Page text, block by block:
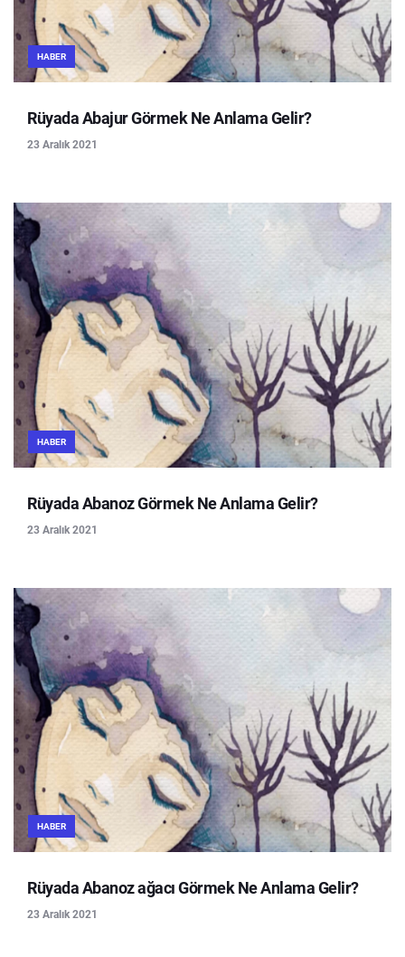
HABER
Rüyada Abajur Görmek Ne Anlama Gelir?
23 Aralık 2021
HABER
Rüyada Abanoz Görmek Ne Anlama Gelir?
23 Aralık 2021
HABER
Rüyada Abanoz ağacı Görmek Ne Anlama Gelir?
23 Aralık 2021